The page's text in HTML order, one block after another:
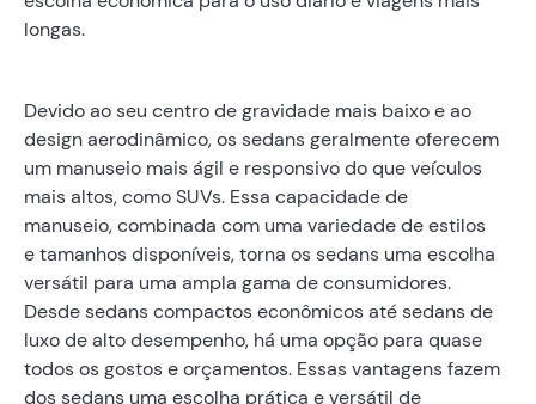
longas.
Devido ao seu centro de gravidade mais baixo e ao
design aerodinâmico, os sedans geralmente oferecem
um manuseio mais ágil e responsivo do que veículos
mais altos, como SUVs. Essa capacidade de
manuseio, combinada com uma variedade de estilos
e tamanhos disponíveis, torna os sedans uma escolha
versátil para uma ampla gama de consumidores.
Desde sedans compactos econômicos até sedans de
luxo de alto desempenho, há uma opção para quase
todos os gostos e orçamentos. Essas vantagens fazem
dos sedans uma escolha prática e versátil de